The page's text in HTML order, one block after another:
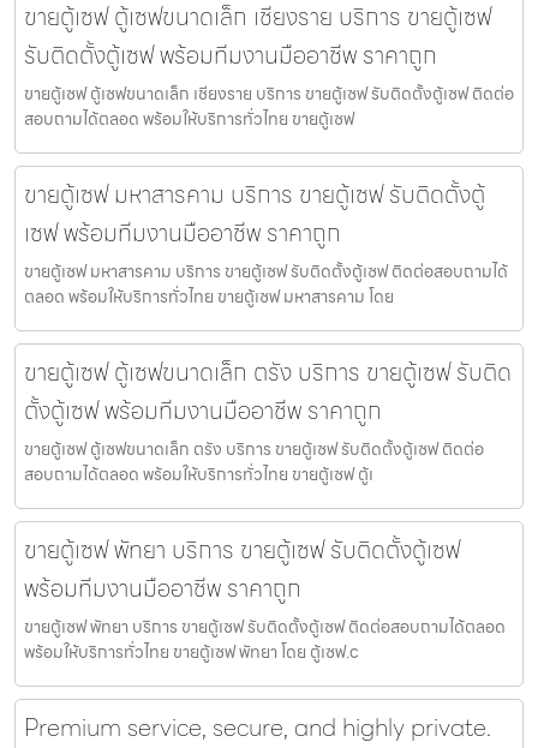
ขายตู้เซฟ ตู้เซฟขนาดเล็ก เชียงราย บริการ ขายตู้เซฟ
รับติดตั้งตู้เซฟ พร้อมทีมงานมืออาชีพ ราคาถูก
ขายตู้เซฟ ตู้เซฟขนาดเล็ก เชียงราย บริการ ขายตู้เซฟ รับติดตั้งตู้เซฟ ติดต่อ
สอบถามได้ตลอด พร้อมให้บริการทั่วไทย ขายตู้เซฟ
ขายตู้เซฟ มหาสารคาม บริการ ขายตู้เซฟ รับติดตั้งตู้
เซฟ พร้อมทีมงานมืออาชีพ ราคาถูก
ขายตู้เซฟ มหาสารคาม บริการ ขายตู้เซฟ รับติดตั้งตู้เซฟ ติดต่อสอบถามได้
ตลอด พร้อมให้บริการทั่วไทย ขายตู้เซฟ มหาสารคาม โดย
ขายตู้เซฟ ตู้เซฟขนาดเล็ก ตรัง บริการ ขายตู้เซฟ รับติด
ตั้งตู้เซฟ พร้อมทีมงานมืออาชีพ ราคาถูก
ขายตู้เซฟ ตู้เซฟขนาดเล็ก ตรัง บริการ ขายตู้เซฟ รับติดตั้งตู้เซฟ ติดต่อ
สอบถามได้ตลอด พร้อมให้บริการทั่วไทย ขายตู้เซฟ ตู้เ
ขายตู้เซฟ พัทยา บริการ ขายตู้เซฟ รับติดตั้งตู้เซฟ
พร้อมทีมงานมืออาชีพ ราคาถูก
ขายตู้เซฟ พัทยา บริการ ขายตู้เซฟ รับติดตั้งตู้เซฟ ติดต่อสอบถามได้ตลอด
พร้อมให้บริการทั่วไทย ขายตู้เซฟ พัทยา โดย ตู้เซฟ.c
Premium service, secure, and highly private.